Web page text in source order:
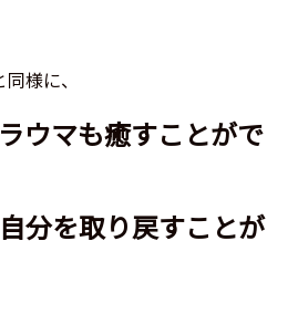
様に、
ウマも癒すことがで
分を取り戻すことが